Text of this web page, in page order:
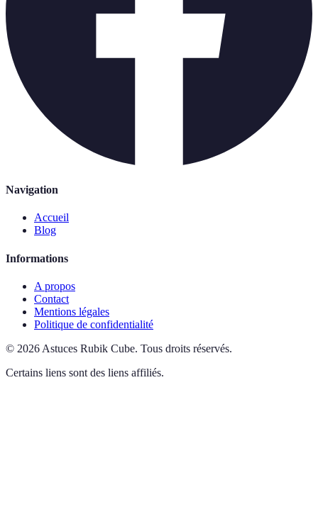
Navigation
Accueil
Blog
Informations
A propos
Contact
Mentions légales
Politique de confidentialité
© 2026 Astuces Rubik Cube. Tous droits réservés.
Certains liens sont des liens affiliés.